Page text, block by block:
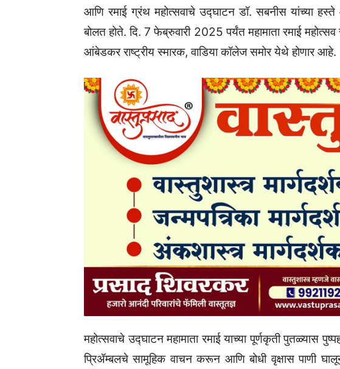
आणि रमाई ग्रंथ महोत्सवाचे उद्घाटन डॉ. सबनीस यांच्या
बोलत होते. दि. 7 फेब्रुवारी 2025 पर्यंत महामाता रमाई
आंबेडकर राष्ट्रीय स्मारक, वाडिया कॉलेज समोर येथे होणार आहे.
महोत्सवाचे उद्घाटन महामाता रमाई याच्या पूर्णकृती पुतळ्यास
प्रिॲम्बलचे सामूहिक वाचन करून आणि बोधी वृक्षास पाणी